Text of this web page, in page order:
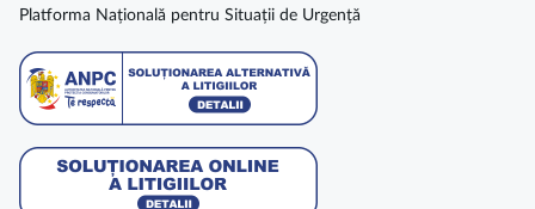
Platforma Națională pentru Situații de Urgență